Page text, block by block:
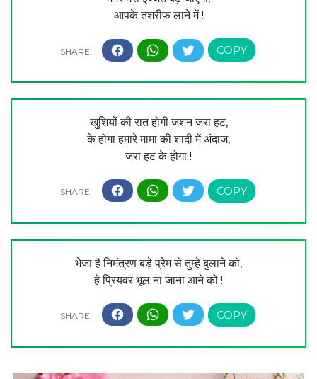
आपके तशरीफ लाने में !
खुशियों की रात होगी जशन जरा हट,
के होगा हमारे मामा की शादी में अंदाज,
जरा हट के होगा !
भेजा है निमंत्रण बड़े प्रेम से तुम्हे बुलाने को,
हे प्रियवर भूल ना जाना आने को !